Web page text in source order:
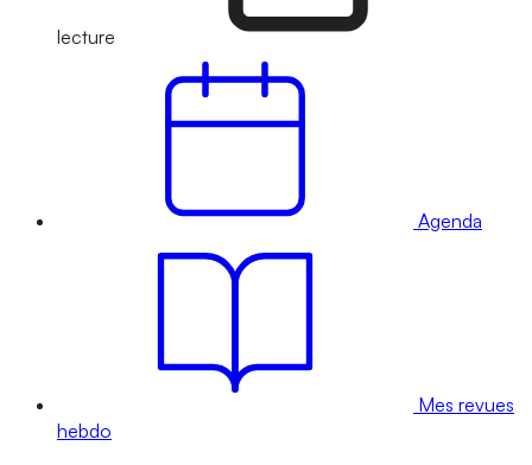
lecture
Agenda
Mes revues
hebdo